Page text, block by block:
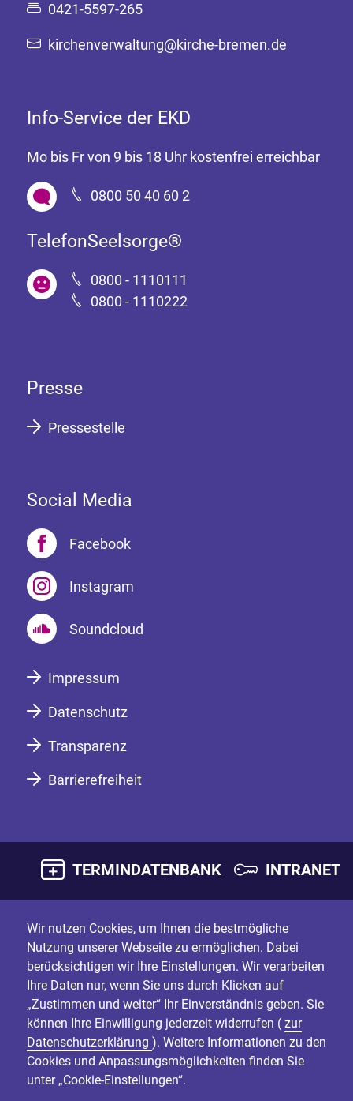
0421-5597-265
kirchenverwaltung@kirche-bremen.de
Info-Service der EKD
Mo bis Fr von 9 bis 18 Uhr kostenfrei erreichbar
0800 50 40 60 2
TelefonSeelsorge®
0800 - 1110111
0800 - 1110222
Presse
Pressestelle
Social Media
Facebook
Instagram
Soundcloud
Impressum
Datenschutz
Transparenz
Barrierefreiheit
TERMINDATENBANK INTRANET
Wir nutzen Cookies, um Ihnen die bestmögliche
Nutzung unserer Webseite zu ermöglichen. Dabei
berücksichtigen wir Ihre Einstellungen. Wir verarbeiten
Ihre Daten nur, wenn Sie uns durch Klicken auf
„Zustimmen und weiter“ Ihr Einverständnis geben. Sie
können Ihre Einwilligung jederzeit widerrufen ( zur
Datenschutzerklärung ). Weitere Informationen zu den
Cookies und Anpassungsmöglichkeiten finden Sie
unter „Cookie-Einstellungen“.